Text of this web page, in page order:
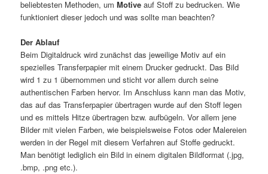
beliebtesten Methoden, umMotive auf Stoff zu bedrucken. Wie
funktioniert dieser jedoch und was sollte man beachten?
Der Ablauf
Beim Digitaldruck wird zunächst das jeweilige Motiv auf ein
spezielles Transferpapier mit einem Drucker gedruckt. Das Bild
wird 1 zu 1 übernommen und sticht vor allem durch seine
authentischen Farben hervor. Im Anschluss kann man das Motiv,
das auf das Transferpapier übertragen wurde auf den Stoff legen
und es mittels Hitze übertragen bzw. aufbügeln. Vor allem jene
Bilder mit vielen Farben, wie beispielsweise Fotos oder Malereien
werden in der Regel mit diesem Verfahren auf Stoffe gedruckt.
Man benötigt lediglich ein Bild in einem digitalen Bildformat (.jpg,
.bmp, .png etc.).